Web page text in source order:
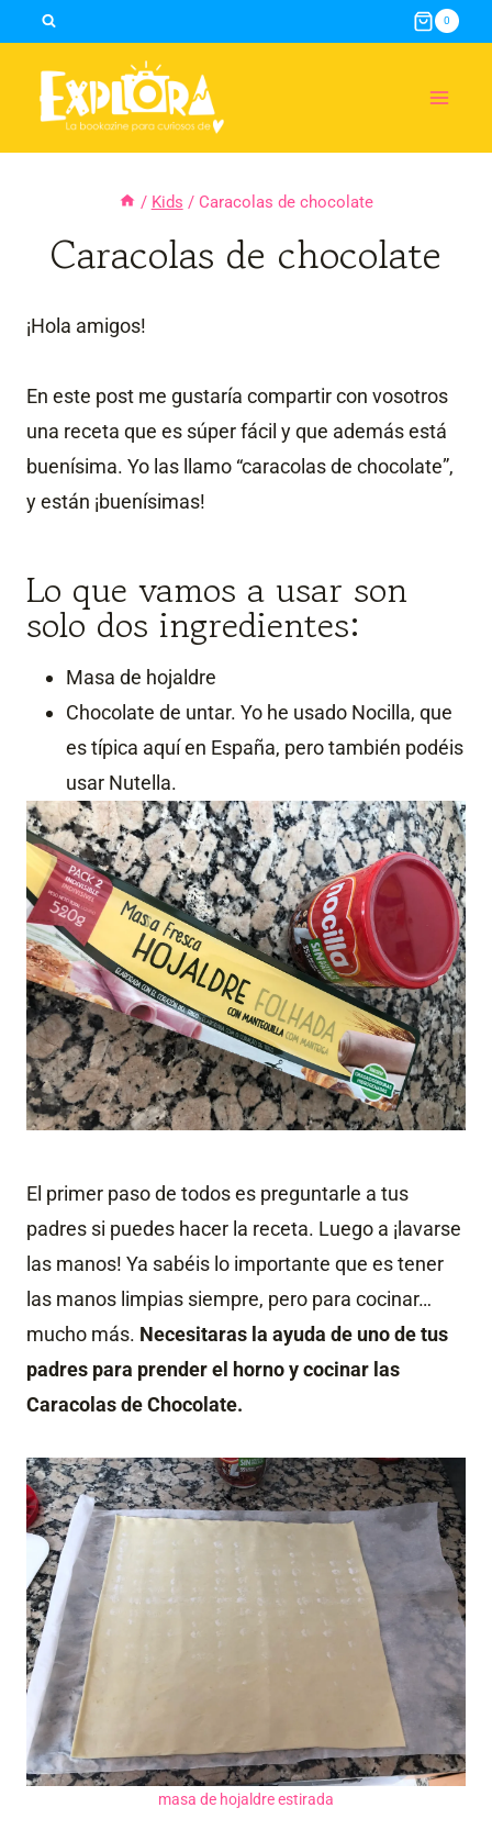
content
0
/ Kids / Caracolas de chocolate
Caracolas de chocolate
¡Hola amigos!
En este post me gustaría compartir con vosotros
una receta que es súper fácil y que además está
buenísima. Yo las llamo “caracolas de chocolate”,
y están ¡buenísimas!
Lo que vamos a usar son
solo dos ingredientes:
Masa de hojaldre
Chocolate de untar. Yo he usado Nocilla, que
es típica aquí en España, pero también podéis
usar Nutella.
El primer paso de todos es preguntarle a tus
padres si puedes hacer la receta. Luego a ¡lavarse
las manos! Ya sabéis lo importante que es tener
las manos limpias siempre, pero para cocinar…
mucho más. Necesitaras la ayuda de uno de tus
padres para prender el horno y cocinar las
Caracolas de Chocolate.
masa de hojaldre estirada